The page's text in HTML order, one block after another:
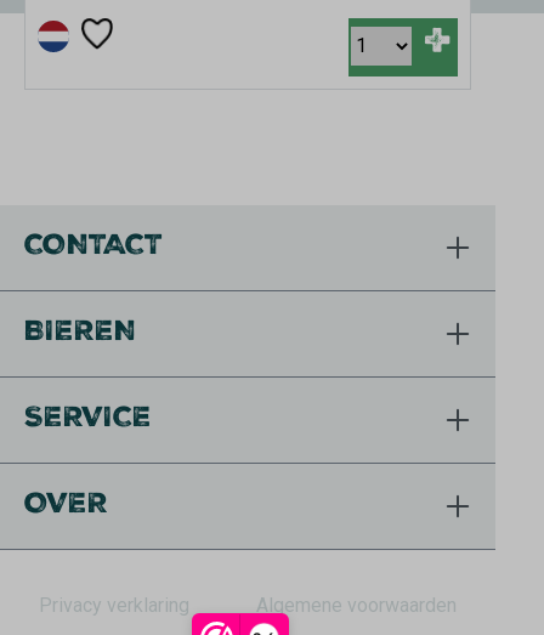
+
CONTACT
BIEREN
SERVICE
OVER
Privacy verklaring Algemene voorwaarden